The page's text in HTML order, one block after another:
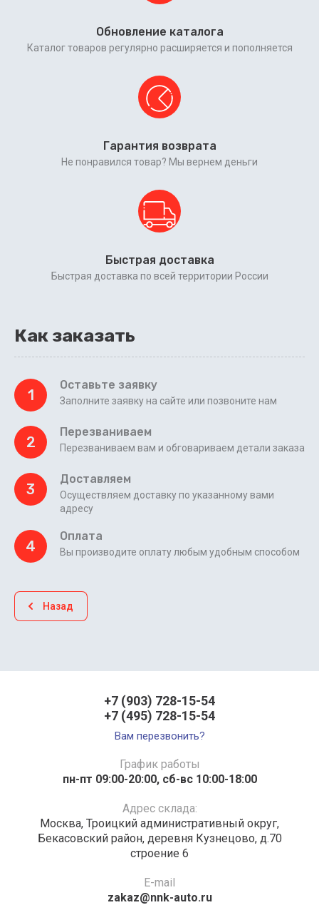
Обновление каталога
Каталог товаров регулярно расширяется и пополняется
Гарантия возврата
Не понравился товар? Мы вернем деньги
Быстрая доставка
Быстрая доставка по всей территории России
Как заказать
1
Оставьте заявку
Заполните заявку на сайте или позвоните нам
2
Перезваниваем
Перезваниваем вам и обговариваем детали заказа
3
Доставляем
Осуществляем доставку по указанному вами
адресу
4
Оплата
Вы производите оплату любым удобным способом
Назад
+7 (903) 728-15-54
+7 (495) 728-15-54
Вам перезвонить?
График работы
пн-пт 09:00-20:00, сб-вс 10:00-18:00
Адрес склада:
Москва, Троицкий административный округ,
Бекасовский район, деревня Кузнецово, д.70
строение 6
E-mail
zakaz@nnk-auto.ru